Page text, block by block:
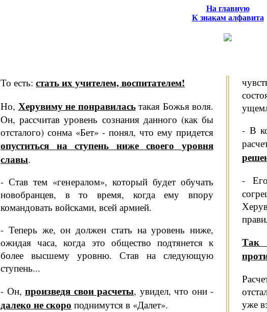
На главную
К знакам алфавита
То есть: стать их учителем, воспита­телем!
Но, Херувиму не понравиласьта­кая Божья воля.
Он, рассчитав уровень сознания данного (как бы
отсталого) сонма «Бет» - понял, что ему придется
опуститься на ступень ниже своего уровня
славы.
- Став тем «генералом», который бу­дет обучать
новобранцев, в то время, когда ему впору
командовать войсками, всей армией.
- Теперь же, он должен стать на уровень ниже,
ожидая часа, когда это общество подтянется к
более высшему уровню. Став на следующую
ступень...
- Он, произведя свои расчеты, увидел, что они -
далеко не скоро поднимутся в «Далет».
- В
-
Так
уже